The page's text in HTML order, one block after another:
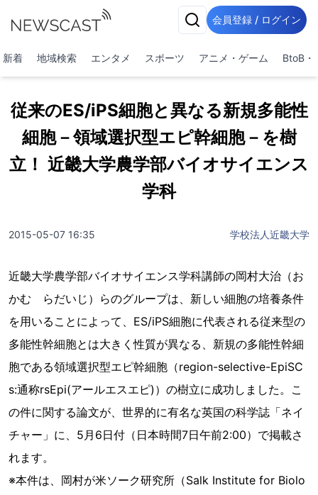
会員登録 / ログイン
新着 地域検索 エンタメ スポーツ アニメ・ゲーム BtoB・
従来のES/iPS細胞と異なる新規多能性
細胞－領域選択型エピ幹細胞－を樹
立！ 近畿大学農学部バイオサイエンス
学科
2015-05-07 16:35 学校法人近畿大学
近畿大学農学部バイオサイエンス学科講師の岡村大治（お
かむ らだいじ）らのグループは、新しい細胞の培養条件
を用いることによって、ES/iPS細胞に代表される従来型の
多能性幹細胞とは大きく性質が異なる、新規の多能性幹細
胞である領域選択型エピ幹細胞（region-selective-EpiSC
s:通称rsEpi(アールエスエピ)）の樹立に成功しました。こ
の件に関する論文が、世界的に有名な英国の科学誌「ネイ
チャー」に、5月6日付（日本時間7日午前2:00）で掲載さ
れます。
※本件は、岡村が米ソーク研究所（Salk Institute for Biolo